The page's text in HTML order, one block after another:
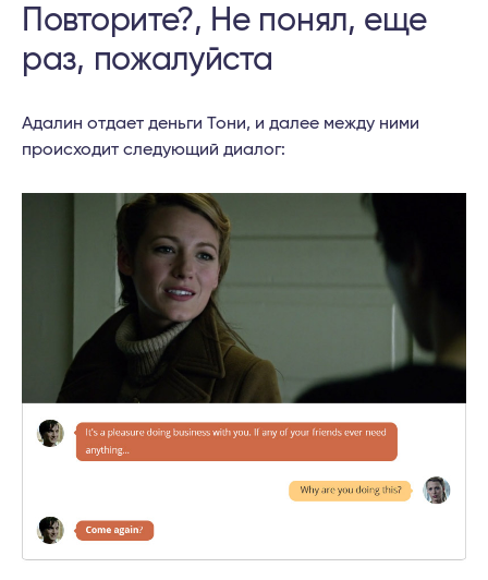
Повторите?, Не понял, еще
раз, пожалуйста
Адалин отдает деньги Тони, и далее между ними
происходит следующий диалог: